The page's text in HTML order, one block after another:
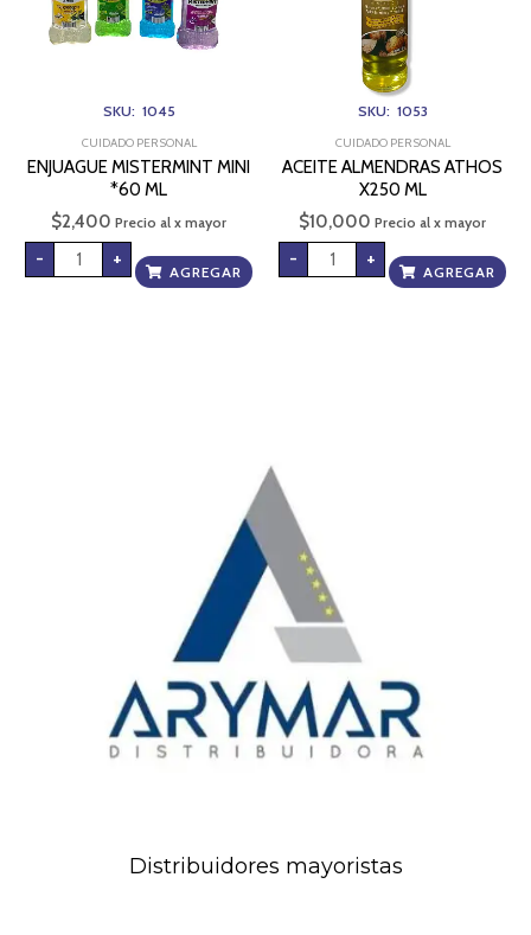
SKU: 1045
CUIDADO PERSONAL
ENJUAGUE MISTERMINT MINI
*60 ML
$2,400 Precio al x mayor
- +
AGREGAR
SKU: 1053
CUIDADO PERSONAL
ACEITE ALMENDRAS ATHOS
X250 ML
$10,000 Precio al x mayor
- +
AGREGAR
Distribuidores mayoristas